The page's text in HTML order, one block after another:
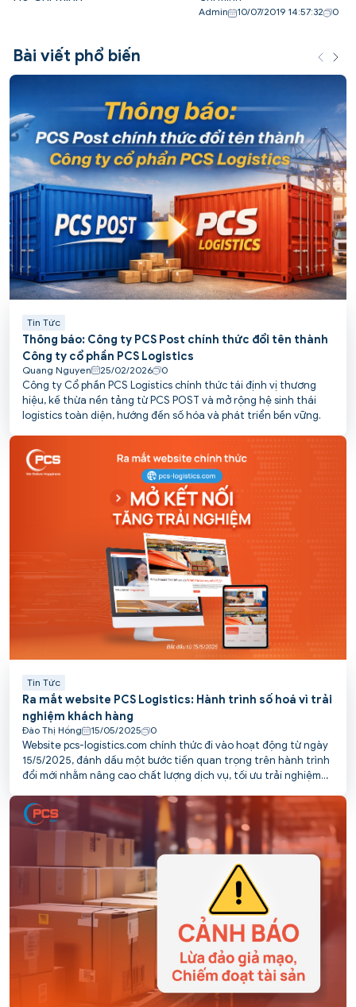
Admin 10/07/2019 14:57:32 0
Bài viết phổ biến
Tin Tức
Thông báo: Công ty PCS Post chính thức đổi tên thành
Công ty cổ phần PCS Logistics
Quang Nguyen 25/02/2026 0
Công ty Cổ phần PCS Logistics chính thức tái định vị thương
hiệu, kế thừa nền tảng từ PCS POST và mở rộng hệ sinh thái
logistics toàn diện, hướng đến số hóa và phát triển bền vững.
Tin Tức
Ra mắt website PCS Logistics: Hành trình số hoá vì trải
nghiệm khách hàng
Đào Thị Hồng 15/05/2025 0
Website pcs-logistics.com chính thức đi vào hoạt động từ ngày
15/5/2025, đánh dấu một bước tiến quan trọng trên hành trình
đổi mới nhằm nâng cao chất lượng dịch vụ, tối ưu trải nghiệm